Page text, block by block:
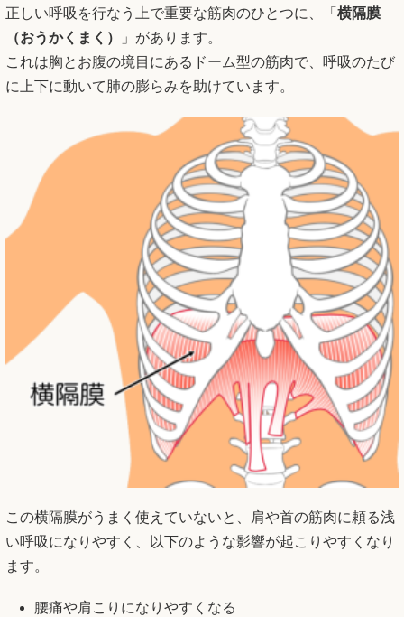
正しい呼吸を行なう上で重要な筋肉のひとつに、「 横隔膜
（おうかくまく）
」があります。
これは胸とお腹の境目にあるドーム型の筋肉で、呼吸のたび
に上下に動いて肺の膨らみを助けています。
この横隔膜がうまく使えていないと、肩や首の筋肉に頼る浅
い呼吸になりやすく、以下のような影響が起こりやすくなり
ます。
腰痛や肩こりになりやすくなる